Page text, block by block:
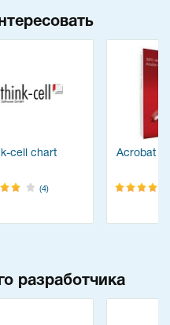
cell chart
(4)
Acrobat
разработчика